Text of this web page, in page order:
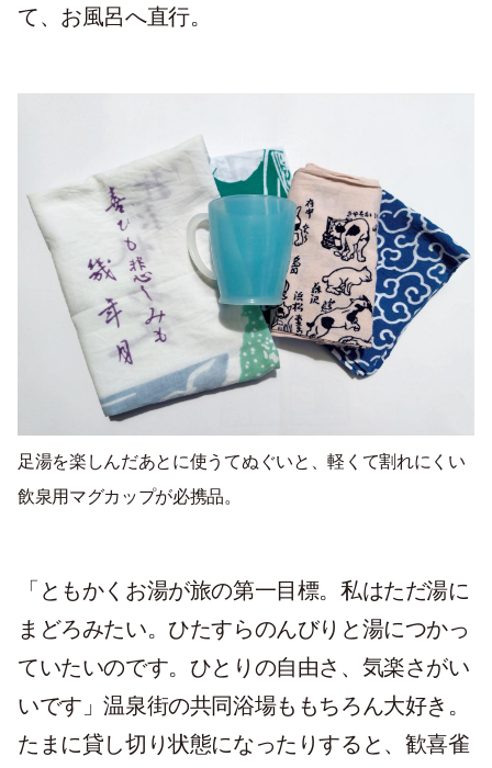
て、お風呂へ直行。
足湯を楽しんだあとに使うてぬぐいと、軽くて割れにくい
飲泉用マグカップが必携品。
「ともかくお湯が旅の第一目標。私はただ湯に
まどろみたい。ひたすらのんびりと湯につかっ
ていたいのです。ひとりの自由さ、気楽さがい
いです」温泉街の共同浴場ももちろん大好き。
たまに貸し切り状態になったりすると、歓喜雀